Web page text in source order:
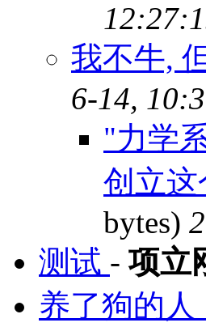
我不牛,
6-14,
"力学
创立
bytes)
测试 - 项立
养了狗的